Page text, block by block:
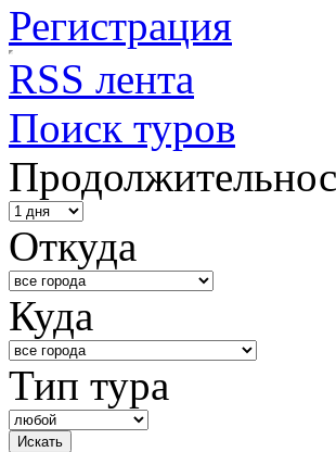
Регистрация
RSS лента
Поиск туров
Откуда
Куда
Тип тура